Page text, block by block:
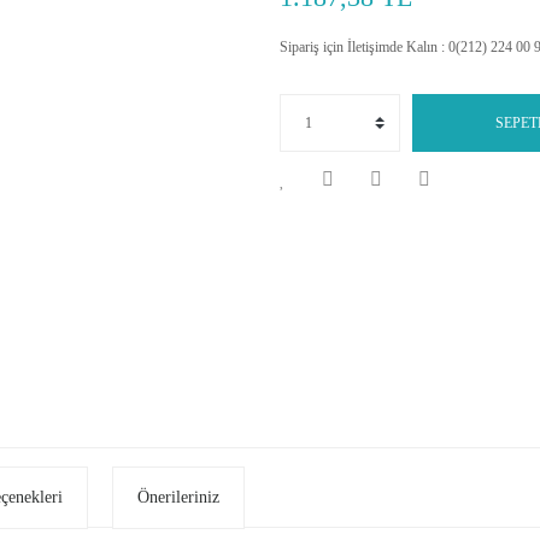
Sipariş için İletişimde Kalın : 0(212) 224 00
Önerileriniz